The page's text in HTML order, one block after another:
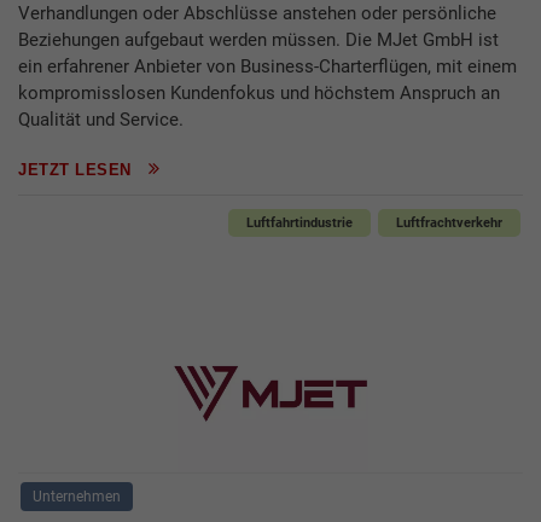
Verhandlungen oder Abschlüsse anstehen oder persönliche
Beziehungen aufgebaut werden müssen. Die MJet GmbH ist
ein erfahrener Anbieter von Business-Charterflügen, mit einem
kompromisslosen Kundenfokus und höchstem Anspruch an
Qualität und Service.
JETZT LESEN
Luftfahrtindustrie Luftfrachtverkehr
Unternehmen